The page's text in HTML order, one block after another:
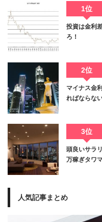
1位
投資は金利
ろ！
2位
マイナス金
ればならな
3位
頭良いサラ
万稼ぎタワ
人気記事まとめ